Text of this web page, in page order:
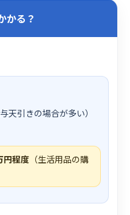
かる？
天引きの場合が多い）
円程度 （生活用品の購